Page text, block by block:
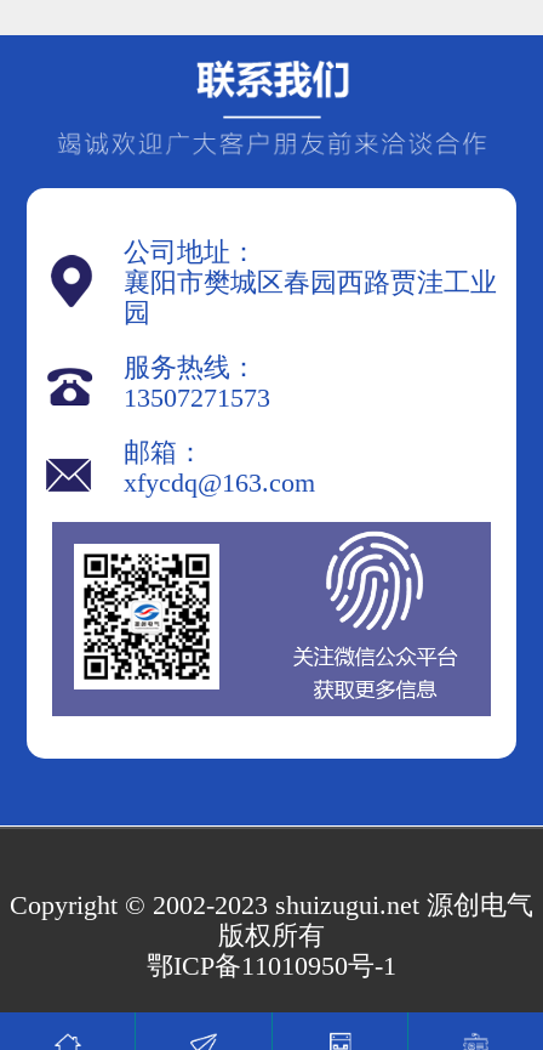
机等。在选择无功补
公司地址：
襄阳市樊城区春园西路贾洼工业
园
服务热线：
13507271573
邮箱：
xfycdq@163.com
Copyright © 2002-2023 shuizugui.net 源创电气
版权所有
鄂ICP备11010950号-1